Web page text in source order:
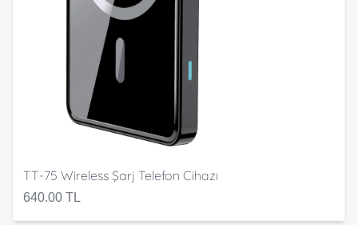
TT-75 Wireless Şarj Telefon Cihazı
640.00 TL